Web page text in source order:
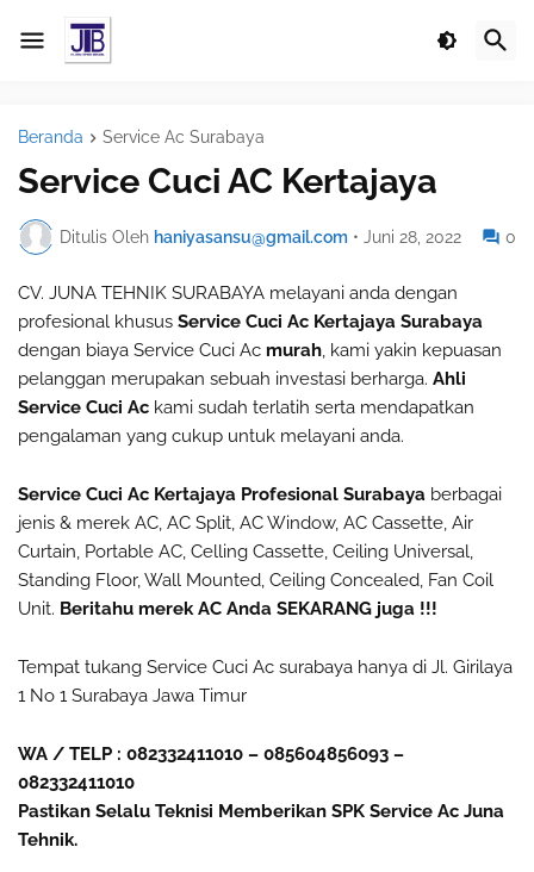
Beranda Service Ac Surabaya
Service Cuci AC Kertajaya
Ditulis Oleh haniyasansu@gmail.com • Juni 28, 2022 0
CV. JUNA TEHNIK SURABAYA melayani anda dengan
profesional khusus Service Cuci Ac Kertajaya Surabaya
dengan biaya Service Cuci Ac murah, kami yakin kepuasan
pelanggan merupakan sebuah investasi berharga. Ahli
Service Cuci Ac kami sudah terlatih serta mendapatkan
pengalaman yang cukup untuk melayani anda.
Service Cuci Ac Kertajaya Profesional Surabaya berbagai
jenis & merek AC, AC Split, AC Window, AC Cassette, Air
Curtain, Portable AC, Celling Cassette, Ceiling Universal,
Standing Floor, Wall Mounted, Ceiling Concealed, Fan Coil
Unit. Beritahu merek AC Anda SEKARANG juga !!!
Tempat tukang Service Cuci Ac surabaya hanya di Jl. Girilaya
1 No 1 Surabaya Jawa Timur
WA / TELP : 082332411010 – 085604856093 –
082332411010
Pastikan Selalu Teknisi Memberikan SPK Service Ac Juna
Tehnik.